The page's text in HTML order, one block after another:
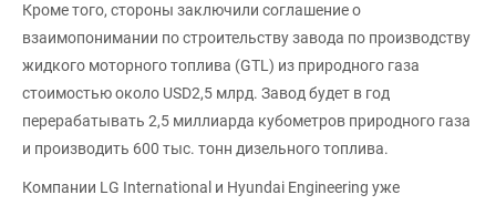
Кроме того, стороны заключили соглашение о
взаимопонимании по строительству завода по производству
жидкого моторного топлива (GTL) из природного газа
стоимостью около USD2,5 млрд. Завод будет в год
перерабатывать 2,5 миллиарда кубометров природного газа
и производить 600 тыс. тонн дизельного топлива.
Компании LG International и Hyundai Engineering уже